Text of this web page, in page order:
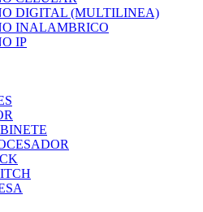
DIGITAL (MULTILINEA)
INALAMBRICO
IP